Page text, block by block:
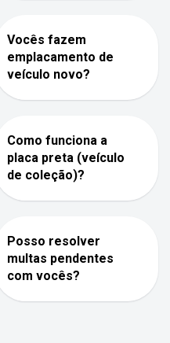
Vocês fazem
emplacamento de
veículo novo?
Como funciona a
placa preta (veículo
de coleção)?
Posso resolver
multas pendentes
com vocês?